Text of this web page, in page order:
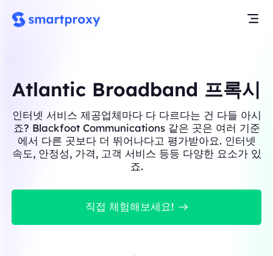
Atlantic Broadband 프록시
인터넷 서비스 제공업체마다 다 다르다는 건 다들 아시
죠? Blackfoot Communications 같은 곳은 여러 기준
에서 다른 곳보다 더 뛰어나다고 평가받아요. 인터넷
속도, 안정성, 가격, 고객 서비스 등등 다양한 요소가 있
죠.
직접 체험해보세요!